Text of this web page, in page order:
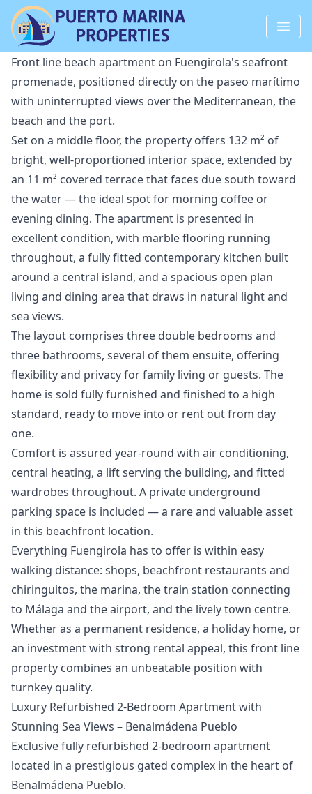
Front line beach apartment on Fuengirola's seafront
promenade, positioned directly on the paseo marítimo
with uninterrupted views over the Mediterranean, the
beach and the port.
Set on a middle floor, the property offers 132 m² of
bright, well-proportioned interior space, extended by
an 11 m² covered terrace that faces due south toward
the water — the ideal spot for morning coffee or
evening dining. The apartment is presented in
excellent condition, with marble flooring running
throughout, a fully fitted contemporary kitchen built
around a central island, and a spacious open plan
living and dining area that draws in natural light and
sea views.
The layout comprises three double bedrooms and
three bathrooms, several of them ensuite, offering
flexibility and privacy for family living or guests. The
home is sold fully furnished and finished to a high
standard, ready to move into or rent out from day
one.
Comfort is assured year-round with air conditioning,
central heating, a lift serving the building, and fitted
wardrobes throughout. A private underground
parking space is included — a rare and valuable asset
in this beachfront location.
Everything Fuengirola has to offer is within easy
walking distance: shops, beachfront restaurants and
chiringuitos, the marina, the train station connecting
to Málaga and the airport, and the ‌lively ‌town ‌centre.
‌Whether ‌as a permanent residence, a ‌holiday ‌home, ‌or
an investment ‌with ‌strong ‌rental ‌appeal, this ‌front line
property ‌combines ‌an ‌unbeatable ‌position ‌with
‌turnkey ‌quality.
Luxury Refurbished 2-Bedroom Apartment with
Stunning Sea Views – Benalmádena Pueblo
Exclusive fully refurbished 2-bedroom apartment
located in a prestigious gated complex in the heart of
Benalmádena Pueblo.